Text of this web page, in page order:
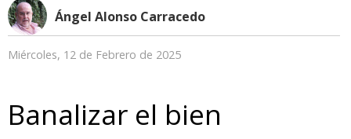
Ángel Alonso Carracedo
Miércoles, 12 de Febrero de 2025
Banalizar el bien